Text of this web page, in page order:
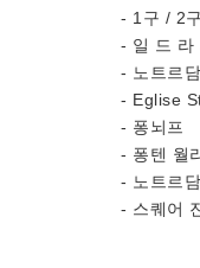
- 1구 / 2구
- 일 드 라
- 노트르
- Eglise
- 퐁뇌프
- 퐁텐 월
- 노트르
- 스퀘어